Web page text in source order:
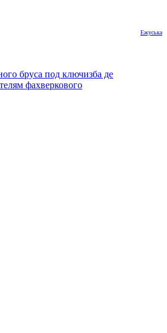
Ежуська
бруса под ключизба де
фахверкового